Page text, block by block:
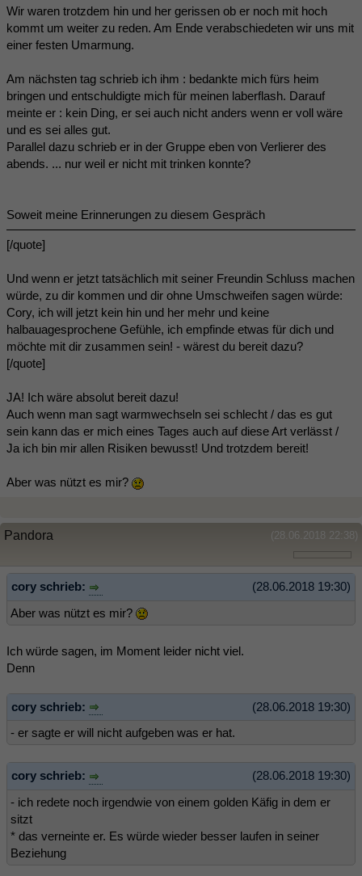
Wir waren trotzdem hin und her gerissen ob er noch mit hoch
kommt um weiter zu reden. Am Ende verabschiedeten wir uns mit
einer festen Umarmung.
Am nächsten tag schrieb ich ihm : bedankte mich fürs heim
bringen und entschuldigte mich für meinen laberflash. Darauf
meinte er : kein Ding, er sei auch nicht anders wenn er voll wäre
und es sei alles gut.
Parallel dazu schrieb er in der Gruppe eben von Verlierer des
abends. ... nur weil er nicht mit trinken konnte?
Soweit meine Erinnerungen zu diesem Gespräch
[/quote]
Und wenn er jetzt tatsächlich mit seiner Freundin Schluss machen
würde, zu dir kommen und dir ohne Umschweifen sagen würde:
Cory, ich will jetzt kein hin und her mehr und keine
halbauagesprochene Gefühle, ich empfinde etwas für dich und
möchte mit dir zusammen sein! - wärest du bereit dazu?
[/quote]
JA! Ich wäre absolut bereit dazu!
Auch wenn man sagt warmwechseln sei schlecht / das es gut
sein kann das er mich eines Tages auch auf diese Art verlässt /
Ja ich bin mir allen Risiken bewusst! Und trotzdem bereit!
Aber was nützt es mir?
(28.06.2018 22:38)
Pandora
(28.06.2018 19:30)
cory schrieb:
Aber was nützt es mir?
Ich würde sagen, im Moment leider nicht viel.
Denn
(28.06.2018 19:30)
cory schrieb:
- er sagte er will nicht aufgeben was er hat.
(28.06.2018 19:30)
cory schrieb:
- ich redete noch irgendwie von einem golden Käfig in dem er
sitzt
* das verneinte er. Es würde wieder besser laufen in seiner
Beziehung